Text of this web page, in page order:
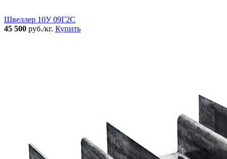
Швеллер 10У 09Г2С
45 500 руб./кг. Купить